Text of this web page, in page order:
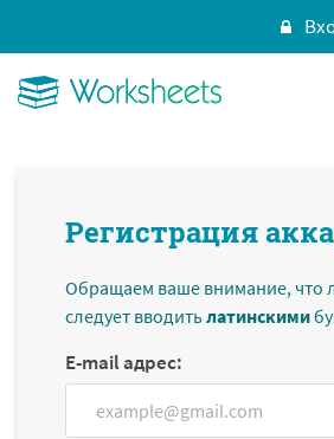
Регистрация
Обращаем ваше внимание, что
следует вводитьлатинскими
E-mail адрес: